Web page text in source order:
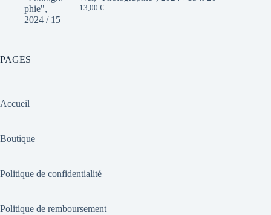
13,00 €
PAGES
Accueil
Boutique
Politique de confidentialité
Politique de remboursement